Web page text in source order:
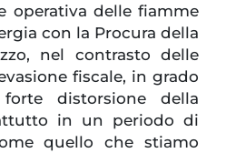
operativa delle fiamme
con la Procura della
nel contrasto delle
fiscale, in grado
distorsione della
in un periodo di
quello che stiamo